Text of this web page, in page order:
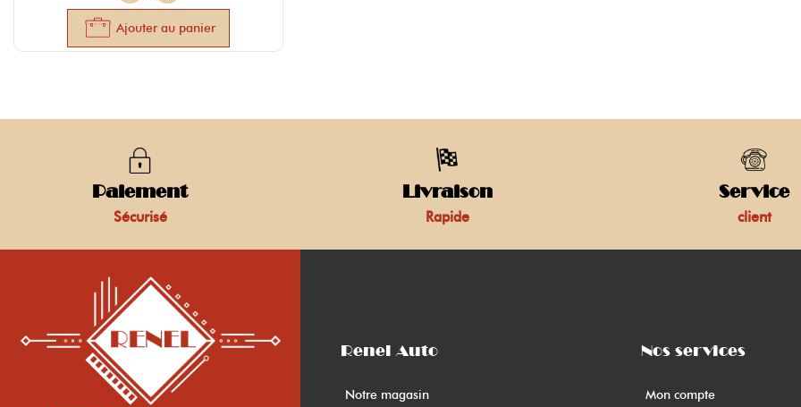
Ajouter au panier
Paiement
Sécurisé
Livraison
Rapide
Service
client
Renel Auto
Notre magasin
Nos services
Mon compte